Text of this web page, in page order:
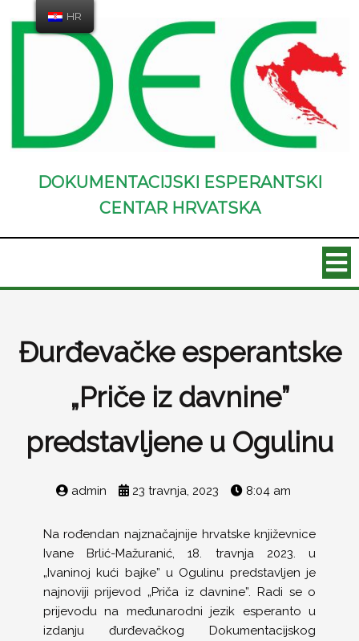
DOKUMENTACIJSKI ESPERANTSKI
CENTAR HRVATSKA
Đurđevačke esperantske
„Priče iz davnine”
predstavljene u Ogulinu
admin 23 travnja, 2023 8:04 am
Na rođendan najznačajnije hrvatske književnice
Ivane Brlić-Mažuranić, 18. travnja 2023. u
„Ivaninoj kući bajke” u Ogulinu predstavljen je
najnoviji prijevod „Priča iz davnine”. Radi se o
prijevodu na međunarodni jezik esperanto u
izdanju đurđevačkog Dokumentacijskog
HR